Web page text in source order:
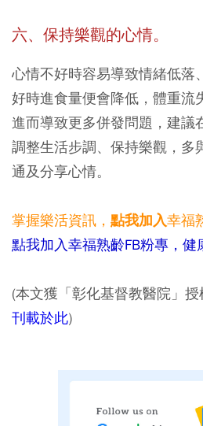
六、保持樂觀的心情。
心情不好時容易導致情緒低落
好時進食量便會降低，體重流
進而導致更多併發問題，建議
調整生活步調、保持樂觀，多
通及分享心情。
掌握樂活資訊， 點我加入幸福
點我加入幸福熟齡FB粉專，健
(本文獲「彰化基督教醫院」
刊載於此)